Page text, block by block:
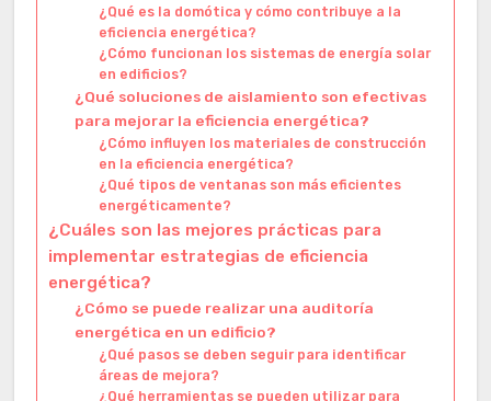
¿Qué es la domótica y cómo contribuye a la
eficiencia energética?
¿Cómo funcionan los sistemas de energía solar
en edificios?
¿Qué soluciones de aislamiento son efectivas
para mejorar la eficiencia energética?
¿Cómo influyen los materiales de construcción
en la eficiencia energética?
¿Qué tipos de ventanas son más eficientes
energéticamente?
¿Cuáles son las mejores prácticas para
implementar estrategias de eficiencia
energética?
¿Cómo se puede realizar una auditoría
energética en un edificio?
¿Qué pasos se deben seguir para identificar
áreas de mejora?
¿Qué herramientas se pueden utilizar para